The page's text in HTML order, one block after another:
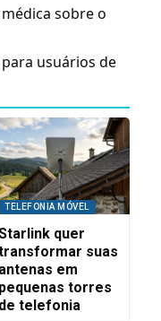
sobre o
usuários de
TELEFONIA MÓVEL
quer
suas
antenas em
pequenas torres
de telefonia